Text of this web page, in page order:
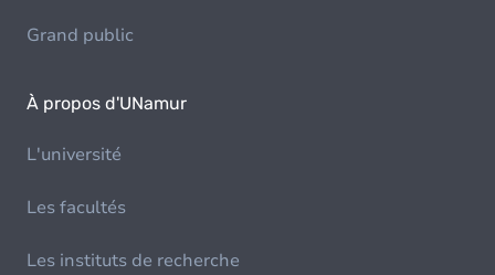
Grand public
À propos d'UNamur
L'université
Les facultés
Les instituts de recherche